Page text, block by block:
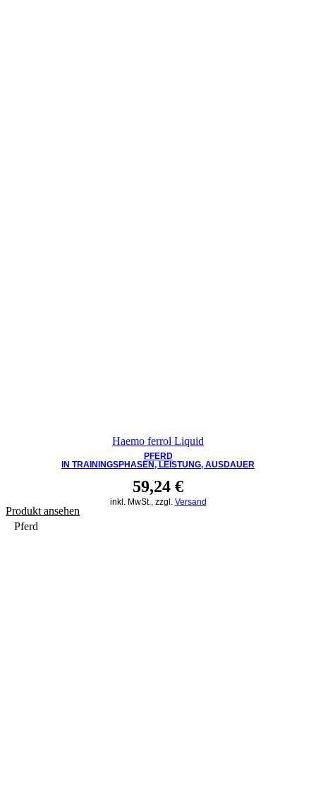
Haemo ferrol Liquid
PFERD
IN TRAININGSPHASEN, LEISTUNG, AUSDAUER
59,24 €
inkl. MwSt., zzgl. Versand
Produkt ansehen
Pferd